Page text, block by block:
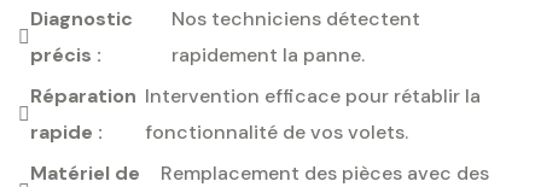
Diagnostic
précis :
Nos techniciens détectent
rapidement la panne.
Réparation
rapide :
Intervention efficace pour rétablir la
fonctionnalité de vos volets.
Matériel de
Remplacement des pièces avec des